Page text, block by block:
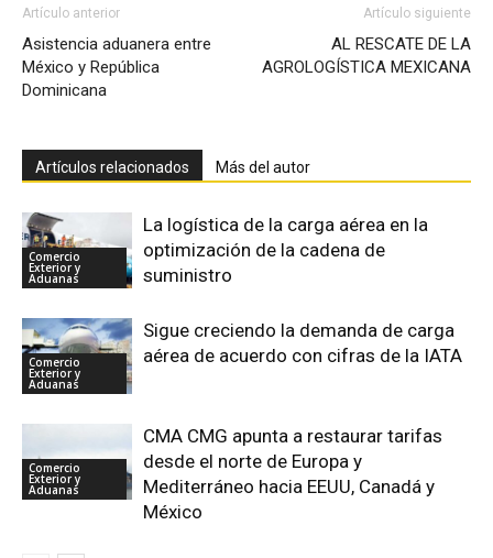
Artículo anterior
Asistencia aduanera entre
México y República
Dominicana
Artículo siguiente
AL RESCATE DE LA
AGROLOGÍSTICA MEXICANA
Artículos relacionados Más del autor
Comercio
Exterior y
Aduanas
La logística de la carga aérea en la
optimización de la cadena de
suministro
Comercio
Exterior y
Aduanas
Sigue creciendo la demanda de carga
aérea de acuerdo con cifras de la IATA
Comercio
Exterior y
Aduanas
CMA CMG apunta a restaurar tarifas
desde el norte de Europa y
Mediterráneo hacia EEUU, Canadá y
México